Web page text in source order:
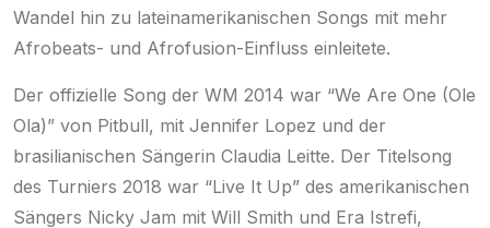
Wandel hin zu lateinamerikanischen Songs mit mehr
Afrobeats- und Afrofusion-Einfluss einleitete.
Der offizielle Song der WM 2014 war “We Are One (Ole
Ola)” von Pitbull, mit Jennifer Lopez und der
brasilianischen Sängerin Claudia Leitte. Der Titelsong
des Turniers 2018 war “Live It Up” des amerikanischen
Sängers Nicky Jam mit Will Smith und Era Istrefi,